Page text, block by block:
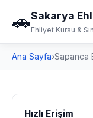
🚗Sakarya
Ehliyet Kursu &
Ana Sayfa›Sapanca
Hızlı Erişim